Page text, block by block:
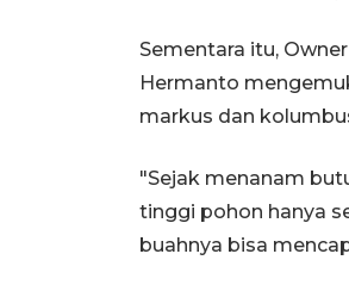
Sementara itu,
Hermanto
markus dan
"Sejak menanam
tinggi pohon hanya
buahnya bisa